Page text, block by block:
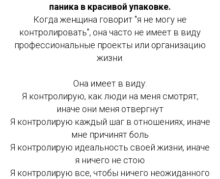
паника в красивой упаковке.
Когда женщина говорит "я не могу не
контролировать", она часто не имеет в виду
профессиональные проекты или организацию
жизни.
Она имеет в виду:
Я контролирую, как люди на меня смотрят,
иначе они меня отвергнут
Я контролирую каждый шаг в отношениях, иначе
мне причинят боль
Я контролирую идеальность своей жизни, иначе
я ничего не стою
Я контролирую все, чтобы ничего неожиданного